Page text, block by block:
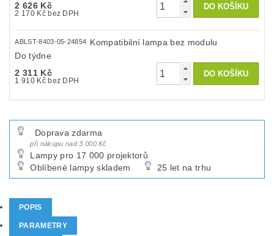
2 626 Kč
2 170 Kč bez DPH
ABLST-8403-05-24854 Kompatibilní lampa bez modulu
Do týdne
2 311 Kč
1 910 Kč bez DPH
Doprava zdarma
při nákupu nad 3 000 Kč
Lampy pro 17 000 projektorů
Oblíbené lampy skladem
25 let na trhu
POPIS
PARAMETRY